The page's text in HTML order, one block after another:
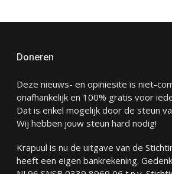
Doneren
Deze nieuws- en opiniesite is niet-
onafhankelijk en 100% gratis voor
Dat is enkel mogelijk door de steun
Wij hebben jouw steun hard nodig!
Krapuul is nu de uitgave van de
heeft een eigen bankrekening.